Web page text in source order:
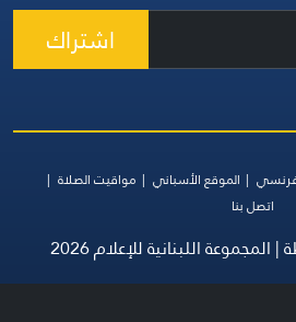
اشتراك
الموقع الأسباني
مواقيت الصلاة
اتصل بنا
اللبنانية للإعلام 2026